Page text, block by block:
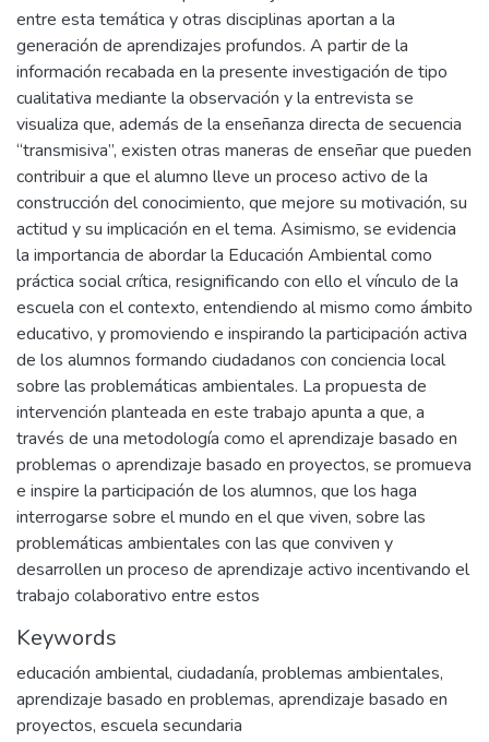
entre esta temática y otras disciplinas aportan a la
generación de aprendizajes profundos. A partir de la
información recabada en la presente investigación de tipo
cualitativa mediante la observación y la entrevista se
visualiza que, además de la enseñanza directa de secuencia
“transmisiva”, existen otras maneras de enseñar que pueden
contribuir a que el alumno lleve un proceso activo de la
construcción del conocimiento, que mejore su motivación, su
actitud y su implicación en el tema. Asimismo, se evidencia
la importancia de abordar la Educación Ambiental como
práctica social crítica, resignificando con ello el vínculo de la
escuela con el contexto, entendiendo al mismo como ámbito
educativo, y promoviendo e inspirando la participación activa
de los alumnos formando ciudadanos con conciencia local
sobre las problemáticas ambientales. La propuesta de
intervención planteada en este trabajo apunta a que, a
través de una metodología como el aprendizaje basado en
problemas o aprendizaje basado en proyectos, se promueva
e inspire la participación de los alumnos, que los haga
interrogarse sobre el mundo en el que viven, sobre las
problemáticas ambientales con las que conviven y
desarrollen un proceso de aprendizaje activo incentivando el
trabajo colaborativo entre estos
Keywords
educación ambiental, ciudadanía, problemas ambientales,
aprendizaje basado en problemas, aprendizaje basado en
proyectos, escuela secundaria